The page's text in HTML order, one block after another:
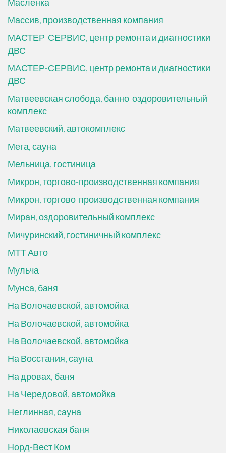
Массив, производственная компания
МАСТЕР-СЕРВИС, центр ремонта и диагностики
ДВС
МАСТЕР-СЕРВИС, центр ремонта и диагностики
ДВС
Матвеевская слобода, банно-оздоровительный
комплекс
Матвеевский, автокомплекс
Мега, сауна
Мельница, гостиница
Микрон, торгово-производственная компания
Микрон, торгово-производственная компания
Миран, оздоровительный комплекс
Мичуринский, гостиничный комплекс
МТТ Авто
Мульча
Мунса, баня
На Волочаевской, автомойка
На Волочаевской, автомойка
На Волочаевской, автомойка
На Восстания, сауна
На дровах, баня
На Чередовой, автомойка
Неглинная, сауна
Николаевская баня
Норд-Вест Ком